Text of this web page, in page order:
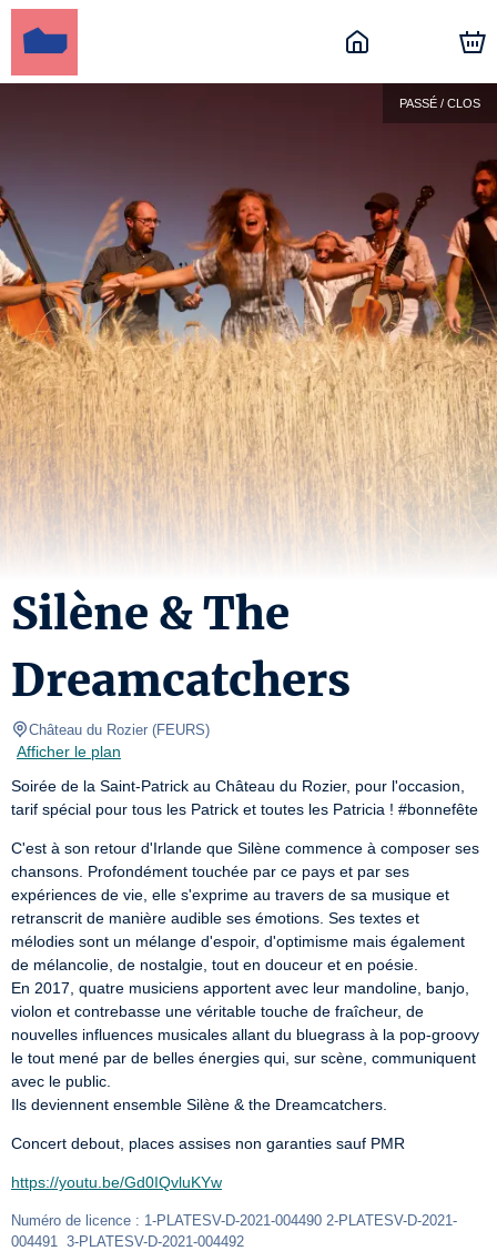
PASSÉ / CLOS
Silène & The
Dreamcatchers
Château du Rozier (FEURS)
Afficher le plan
Soirée de la Saint-Patrick au Château du Rozier, pour l'occasion,
tarif spécial pour tous les Patrick et toutes les Patricia ! #bonnefête
C'est à son retour d'Irlande que Silène commence à composer ses
chansons. Profondément touchée par ce pays et par ses
expériences de vie, elle s'exprime au travers de sa musique et
retranscrit de manière audible ses émotions. Ses textes et
mélodies sont un mélange d'espoir, d'optimisme mais également
de mélancolie, de nostalgie, tout en douceur et en poésie.
En 2017, quatre musiciens apportent avec leur mandoline, banjo,
violon et contrebasse une véritable touche de fraîcheur, de
nouvelles influences musicales allant du bluegrass à la pop-groovy
le tout mené par de belles énergies qui, sur scène, communiquent
avec le public.
Ils deviennent ensemble Silène & the Dreamcatchers.
Concert debout, places assises non garanties sauf PMR
https://youtu.be/Gd0IQvluKYw
Numéro de licence : 1-PLATESV-D-2021-004490 2-PLATESV-D-2021-
004491  3-PLATESV-D-2021-004492